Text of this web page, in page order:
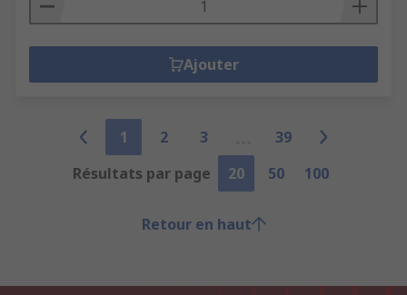
Ajouter
1 2 3
39
Résultats par page
20 50 100
Retour en haut